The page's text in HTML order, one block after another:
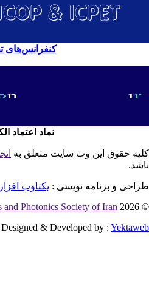
کنفرانس‌های
نماد اعتماد
حقوق این وب سایت متعلق به
و برنامه نویسی : یکتاوب
©
and Photonics Society of Iran
Designed & Developed by :